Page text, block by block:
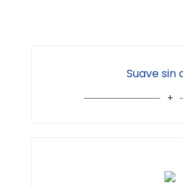
Suave sin